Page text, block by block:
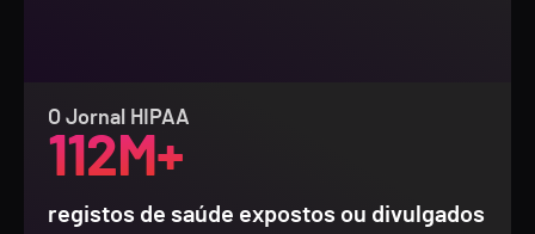
O Jornal HIPAA
112M+
registos de saúde expostos ou divulgados